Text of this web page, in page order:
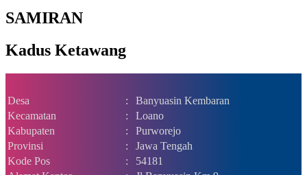
SAMIRAN
Kadus Ketawang
Desa :
Banyuasin Kembaran
Kecamatan
:
Loano
Kabupaten
:
Purworejo
Provinsi
:
Jawa Tengah
Kode Pos
:
54181